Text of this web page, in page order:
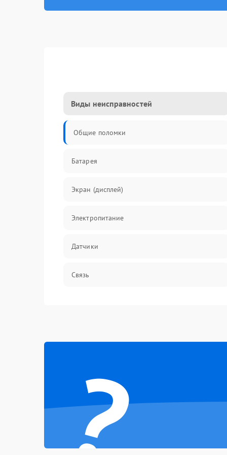
Виды неисправностей
Общие поломки
Батарея
Экран (дисплей)
Электропитание
Датчики
Связь
?